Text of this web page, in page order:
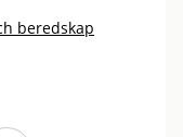
beredskap